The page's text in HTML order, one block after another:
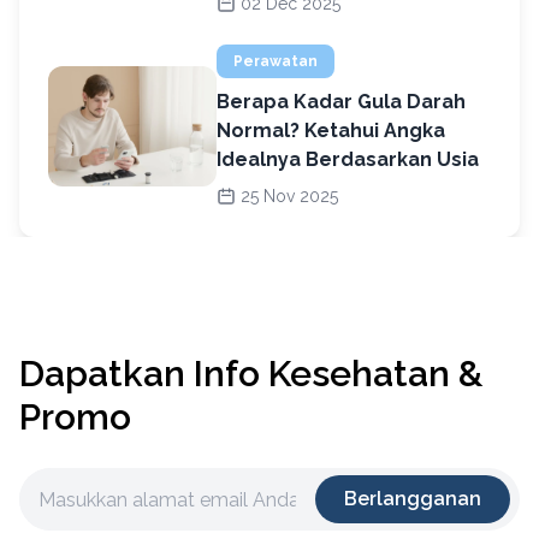
Perawatan
Berapa Kadar Gula Darah
Normal? Ketahui Angka
Idealnya Berdasarkan Usia
25 Nov 2025
Dapatkan Info Kesehatan &
Promo
Berlangganan